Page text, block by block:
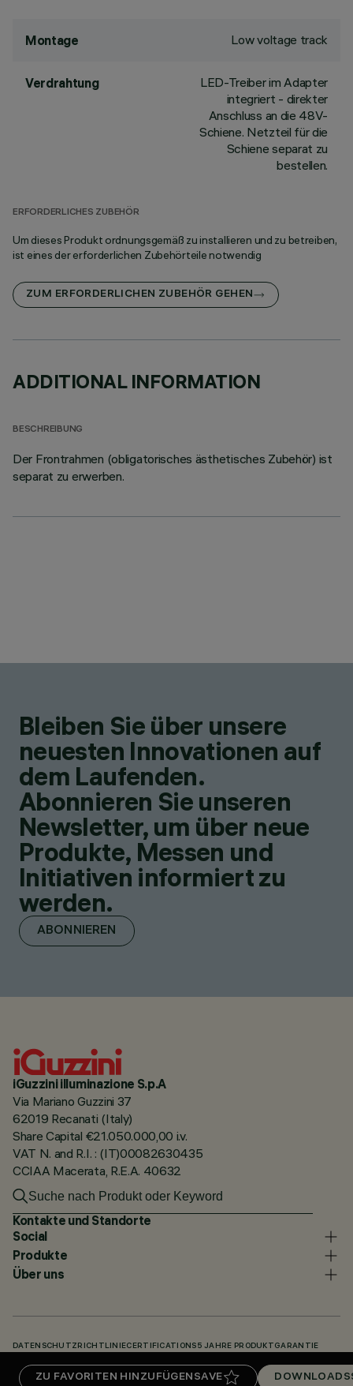
ZU FAVORITEN HINZUFÜGEN SAVE DOWNLOADS
Montage Low voltage track
Verdrahtung
LED-Treiber im Adapter
integriert - direkter
Anschluss an die 48V-
Schiene. Netzteil für die
Schiene separat zu
bestellen.
ERFORDERLICHES ZUBEHÖR
Um dieses Produkt ordnungsgemäß zu installieren und zu betreiben,
ist eines der erforderlichen Zubehörteile notwendig
ZUM ERFORDERLICHEN ZUBEHÖR GEHEN
ADDITIONAL INFORMATION
BESCHREIBUNG
Der Frontrahmen (obligatorisches ästhetisches Zubehör) ist
separat zu erwerben.
Bleiben Sie über unsere
neuesten Innovationen auf
dem Laufenden.
Abonnieren Sie unseren
Newsletter, um über neue
Produkte, Messen und
Initiativen informiert zu
werden.
ABONNIEREN
iGuzzini illuminazione S.p.A
Via Mariano Guzzini 37
62019 Recanati (Italy)
Share Capital €21.050.000,00 i.v.
VAT N. and R.I. : (IT)00082630435
CCIAA Macerata, R.E.A. 40632
Kontakte und Standorte
Social
Produkte
Über uns
DATENSCHUTZRICHTLINIECERTIFICATIONS 5 JAHRE PRODUKTGARANTIE
UNSERE CODES KNOWLEDGE BASE (LOGIN REQUIRED) DOWNLOADS